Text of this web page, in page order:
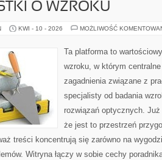
O WZROKU
KWI - 10 - 2026 MOŻLIWOŚĆ
Ta platforma to
wzroku, w którym
zagadnienia związane z
specjalisty od badania
rozwiązań optycznych.
że jest to przestrzeń
treści koncentrują się zarówno na
Witryna łączy w sobie cechy